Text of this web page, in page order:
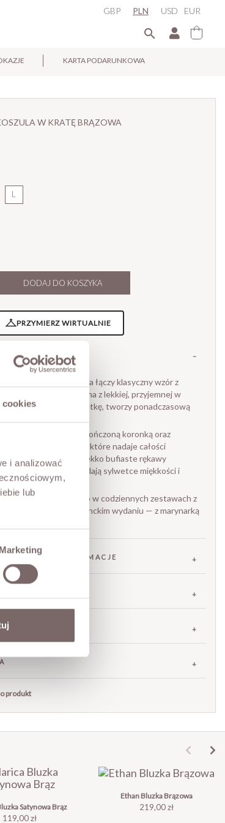
cookies
i analizować
lub
Marketing
EUR
GBP PLN USD

KARTA PODARUNKOWA
W KRATĘ BRĄZOWA
L
DODAJ DO KOSZYKA
PRZYMIERZ WIRTUALNIE
i kobieca bluzka, która łączy klasyczny wzór z
detalami. Wykonana z lekkiej, przyjemnej w
tkaniny w drobną kratkę, tworzy ponadczasową
wyróżnia się stójką wykończoną koronką oraz
zapięciem z przodu, które nadaje całości
charakteru. Lekko bufiaste rękawy
marszczeniem dodają sylwetce miękkości i
sprawdzi się zarówno w codziennych zestawach z
jak i w bardziej eleganckim wydaniu — z marynarką
INFORMACJE
produkt
Satynowa Brąz
Cena
119,00 zł
Ethan Bluzka Brązowa
Cena
219,00 zł